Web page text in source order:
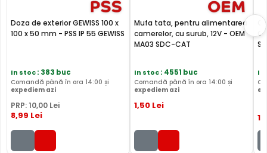
Doza de exterior GEWISS 100 x
100 x 50 mm - PSS IP 55 GEWISS
In stoc: 383 buc
Comandă până în ora 14:00 și
expediem azi
PRP: 10,00 Lei
8,99 Lei
Mufa tata, pentru alimentarea
camerelor, cu surub, 12V - OEM
MA03 SDC-CAT
In stoc: 4551 buc
Comandă până în ora 14:00 și
expediem azi
1,50 Lei
In